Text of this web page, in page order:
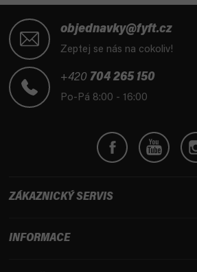
objednavky@fyft.cz
Zeptej se nás na cokoliv!
+420 704 265 150
Po-Pá 8:00 - 16:00
ZÁKAZNICKÝ SERVIS
INFORMACE